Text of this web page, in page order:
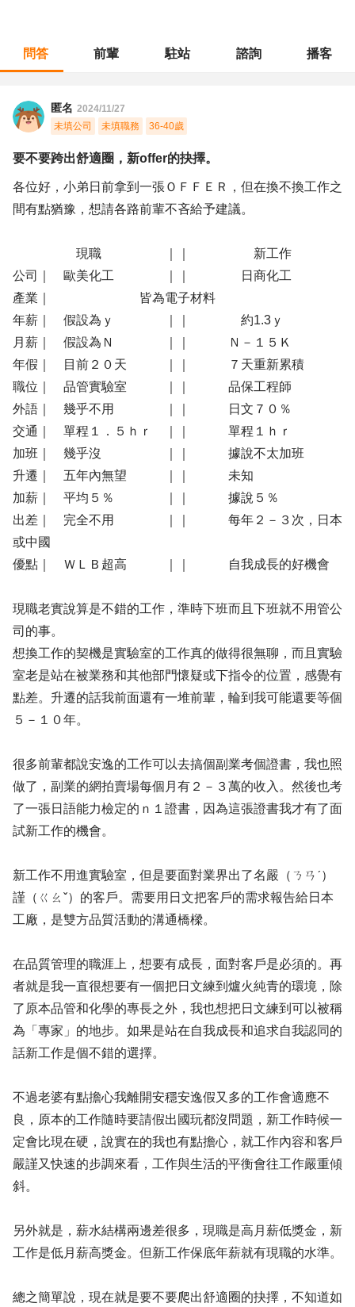
問答 前輩 駐站 諮詢 播客
匿名 2024/11/27
未填公司
未填職務 36-40歲
要不要跨出舒適圈，新offer的抉擇。
各位好，小弟日前拿到一張ＯＦＦＥＲ，但在換不換工作之
間有點猶豫，想請各路前輩不吝給予建議。
現職 ｜｜ 新工作
公司｜ 歐美化工 ｜｜ 日商化工
產業｜ 皆為電子材料
年薪｜ 假設為ｙ ｜｜ 約1.3ｙ
月薪｜ 假設為Ｎ ｜｜ Ｎ－１５Ｋ
年假｜ 目前２０天 ｜｜ ７天重新累積
職位｜ 品管實驗室 ｜｜ 品保工程師
外語｜ 幾乎不用 ｜｜ 日文７０％
交通｜ 單程１．５ｈｒ ｜｜ 單程１ｈｒ
加班｜ 幾乎沒 ｜｜ 據說不太加班
升遷｜ 五年內無望 ｜｜ 未知
加薪｜ 平均５％ ｜｜ 據說５％
出差｜ 完全不用 ｜｜ 每年２－３次，日本
或中國
優點｜ ＷＬＢ超高 ｜｜ 自我成長的好機會
現職老實說算是不錯的工作，準時下班而且下班就不用管公
司的事。
想換工作的契機是實驗室的工作真的做得很無聊，而且實驗
室老是站在被業務和其他部門懷疑或下指令的位置，感覺有
點差。升遷的話我前面還有一堆前輩，輪到我可能還要等個
５－１０年。
很多前輩都說安逸的工作可以去搞個副業考個證書，我也照
做了，副業的網拍賣場每個月有２－３萬的收入。然後也考
了一張日語能力檢定的ｎ１證書，因為這張證書我才有了面
試新工作的機會。
新工作不用進實驗室，但是要面對業界出了名嚴（ㄋㄢˊ）
謹（ㄍㄠˇ）的客戶。需要用日文把客戶的需求報告給日本
工廠，是雙方品質活動的溝通橋樑。
在品質管理的職涯上，想要有成長，面對客戶是必須的。再
者就是我一直很想要有一個把日文練到爐火純青的環境，除
了原本品管和化學的專長之外，我也想把日文練到可以被稱
為「專家」的地步。如果是站在自我成長和追求自我認同的
話新工作是個不錯的選擇。
不過老婆有點擔心我離開安穩安逸假又多的工作會適應不
良，原本的工作隨時要請假出國玩都沒問題，新工作時候一
定會比現在硬，說實在的我也有點擔心，就工作內容和客戶
嚴謹又快速的步調來看，工作與生活的平衡會往工作嚴重傾
斜。
另外就是，薪水結構兩邊差很多，現職是高月薪低獎金，新
工作是低月薪高獎金。但新工作保底年薪就有現職的水準。
總之簡單說，現在就是要不要爬出舒適圈的抉擇，不知道如